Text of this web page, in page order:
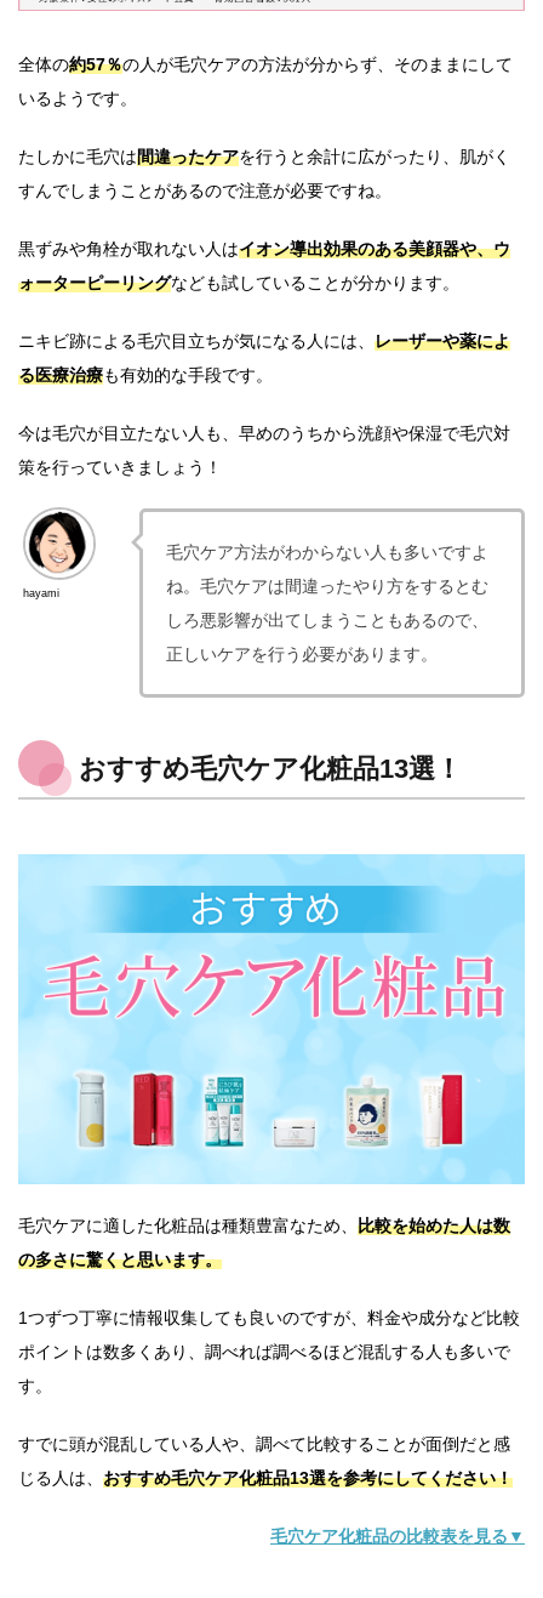
全体の約57％の人が毛穴ケアの方法が分からず、そのままにして
いるようです。
たしかに毛穴は間違ったケアを行うと余計に広がったり、肌がく
すんでしまうことがあるので注意が必要ですね。
黒ずみや角栓が取れない人はイオン導出効果のある美顔器や、ウ
ォーターピーリングなども試していることが分かります。
ニキビ跡による毛穴目立ちが気になる人には、 レーザーや薬によ
る医療治療も有効的な手段です。
今は毛穴が目立たない人も、早めのうちから洗顔や保湿で毛穴対
策を行っていきましょう！
hayami
毛穴ケア方法がわからない人も多いですよ
ね。毛穴ケアは間違ったやり方をするとむ
しろ悪影響が出てしまうこともあるので、
正しいケアを行う必要があります。
おすすめ毛穴ケア化粧品13選！
毛穴ケアに適した化粧品は種類豊富なため、 比較を始めた人は数
の多さに驚くと思います。
1つずつ丁寧に情報収集しても良いのですが、料金や成分など比較
ポイントは数多くあり、調べれば調べるほど混乱する人も多いで
す。
すでに頭が混乱している人や、調べて比較することが面倒だと感
じる人は、 おすすめ毛穴ケア化粧品13選を参考にしてください！
毛穴ケア化粧品の比較表を見る▼